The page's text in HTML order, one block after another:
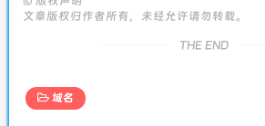
文章版权归作者所有，未经允许请勿转载。
THE END
域名